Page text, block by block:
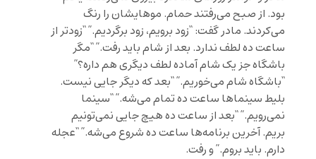
بود. از صبح می‌رفتند حمام. موهایشان را رنگ
می‌کردند. مادر گفت: “زود برویم، زود برگردیم.” “زودتر از
ساعت ده لطف ندارد. بعد از شام باید رفت.” “مگر
باشگاه جز یک شام آماده لطف دیگری هم داره؟”
“باشگاه شام می‌خوریم.” “بعد که دیگر جایی نیست.
بلیط سینماها ساعت ده تمام می‌شه.” “سینما
نمی‌رویم.” “بعد از ساعت ده هیچ جایی نمی‌تونیم
بریم. آخرین برنامه‌ها ساعت ده شروع می‌شه.” “عجله
دارم. باید بروم.” و رفت.